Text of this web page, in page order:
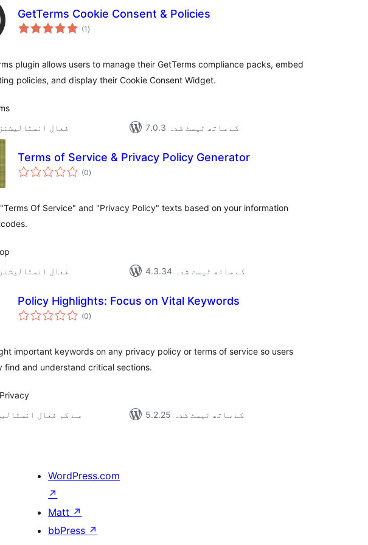
GetTerms Cookie Consent & Policies
(1 مجموعی
درجہ
)
plugin allows users to manage their GetTerms compliance packs, embed
policies, and display their Cookie Consent Widget.
900+ فعال انسٹالیشنز
7.0.3 کے ساتھ ٹیسٹ شدہ
Terms of Service & Privacy Policy Generator
(0مجموعی
درجہ
)
Of Service" and "Privacy Policy" texts based on your information
600+ فعال انسٹالیشنز
4.3.34 کے ساتھ ٹیسٹ شدہ
Policy Highlights: Focus on Vital Keywords
(0مجموعی
درجہ
)
important keywords on any privacy policy or terms of service so users
find and understand critical sections.
10 سے کم فعال
5.2.25 کے ساتھ ٹیسٹ شدہ
WordPress.com
↗
Matt ↗
bbPress ↗